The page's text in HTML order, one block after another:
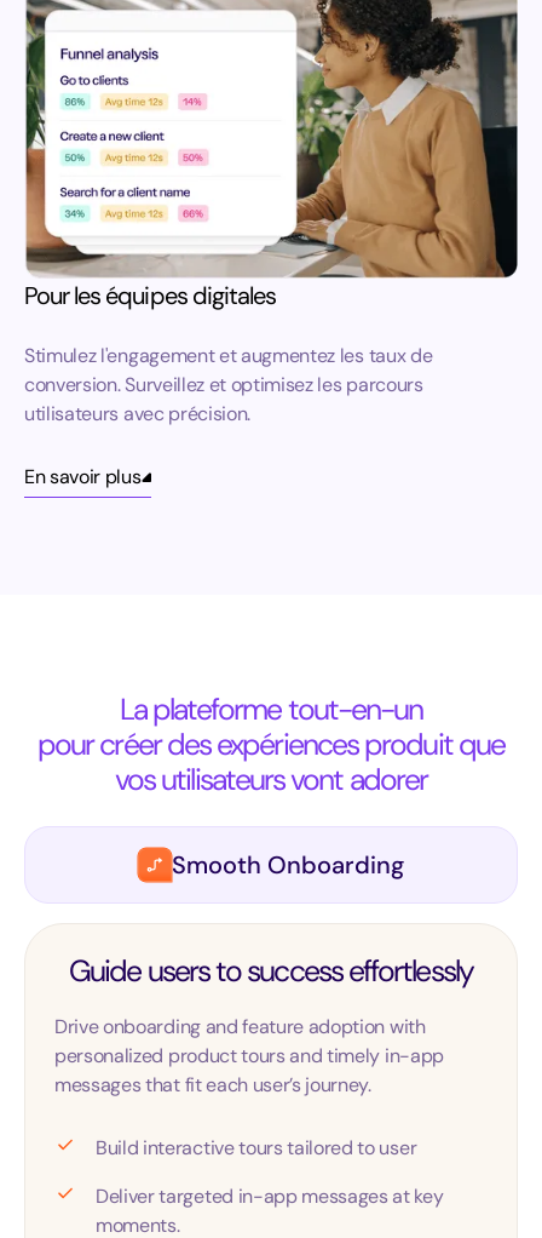
Pour les équipes digitales
Stimulez l'engagement et augmentez les taux de
conversion. Surveillez et optimisez les parcours
utilisateurs avec précision.
En savoir plus
La plateforme tout-en-un
pour créer des expériences produit que
vos utilisateurs vont adorer
Smooth Onboarding
Guide users to success effortlessly
Drive onboarding and feature adoption with
personalized product tours and timely in-app
messages that fit each user’s journey.
Build interactive tours tailored to user
Deliver targeted in-app messages at key
moments.